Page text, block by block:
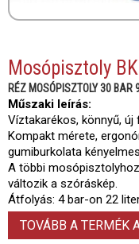
Mosópisztoly
RÉZ MOSÓPISZTOLY 30 BAR
Műszaki leírás:
Víztakarékos, könnyű,
Kompakt mérete,
gumiburkolata
A többi
változik a szóráskép.
Átfolyás: 4 bar-on 22
TOVÁBB A TERMÉK